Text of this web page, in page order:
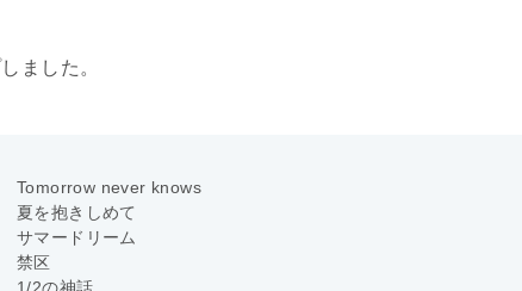
ました。
Tomorrow never knows
夏を抱きしめて
サマードリーム
禁区